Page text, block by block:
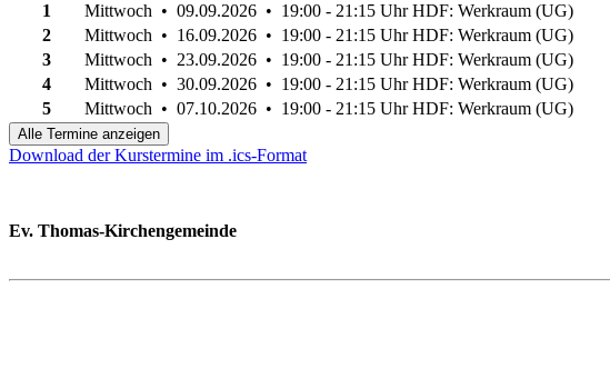
1
Mittwoch • 09.09.2026 • 19:00 - 21:15 Uhr HDF: Werkraum (UG)
2
Mittwoch • 16.09.2026 • 19:00 - 21:15 Uhr HDF: Werkraum (UG)
3
Mittwoch • 23.09.2026 • 19:00 - 21:15 Uhr HDF: Werkraum (UG)
4
Mittwoch • 30.09.2026 • 19:00 - 21:15 Uhr HDF: Werkraum (UG)
5
Mittwoch • 07.10.2026 • 19:00 - 21:15 Uhr HDF: Werkraum (UG)
Alle Termine anzeigen
Download der Kurstermine im .ics-Format
Ev. Thomas-Kirchengemeinde